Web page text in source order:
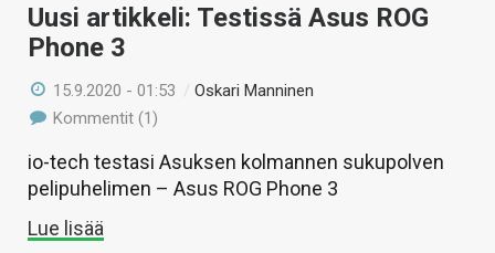
Uusi artikkeli: Testissä Asus ROG
Phone 3
15.9.2020 - 01:53 /Oskari Manninen
Kommentit (1)
io-tech testasi Asuksen kolmannen sukupolven
pelipuhelimen – Asus ROG Phone 3
Lue lisää